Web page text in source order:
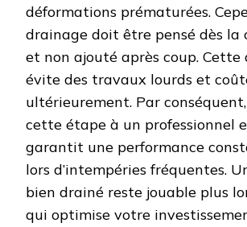
déformations prématurées.
drainage doit être pensé dès la
et non ajouté après coup.
évite des travaux lourds et
ultérieurement. Par
cette étape à un professionnel
garantit une performance
lors d’intempéries fréquentes.
bien drainé reste jouable plus
qui optimise votre